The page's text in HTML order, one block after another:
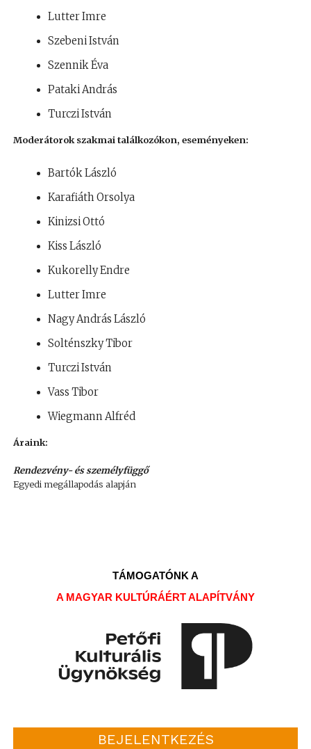
Lutter Imre
Szebeni István
Szennik Éva
Pataki András
Turczi István
Moderátorok szakmai találkozókon, eseményeken:
Bartók László
Karafiáth Orsolya
Kinizsi Ottó
Kiss László
Kukorelly Endre
Lutter Imre
Nagy András László
Solténszky Tibor
Turczi István
Vass Tibor
Wiegmann Alfréd
Áraink:
Rendezvény- és személyfüggő
Egyedi megállapodás alapján
TÁMOGATÓNK A
A MAGYAR KULTÚRÁÉRT ALAPÍTVÁNY
BEJELENTKEZÉS